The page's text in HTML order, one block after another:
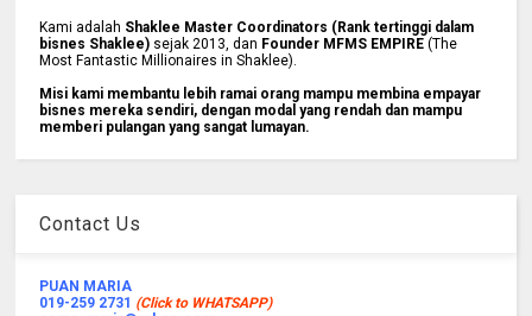
Kami adalah Shaklee Master Coordinators (Rank tertinggi dalam
bisnes Shaklee) sejak 2013, dan Founder MFMS EMPIRE (The
Most Fantastic Millionaires in Shaklee).
Misi kami membantu lebih ramai orang mampu membina empayar
bisnes mereka sendiri, dengan modal yang rendah dan mampu
memberi pulangan yang sangat lumayan.
Contact Us
PUAN MARIA
019-259 2731 (Click to WHATSAPP)